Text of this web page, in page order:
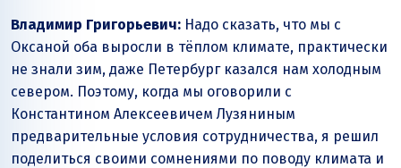
Владимир Григорьевич: Надо сказать, что мы с
Оксаной оба выросли в тёплом климате, практически
не знали зим, даже Петербург казался нам холодным
севером. Поэтому, когда мы оговорили с
Константином Алексеевичем Лузяниным
предварительные условия сотрудничества, я решил
поделиться своими сомнениями по поводу климата и